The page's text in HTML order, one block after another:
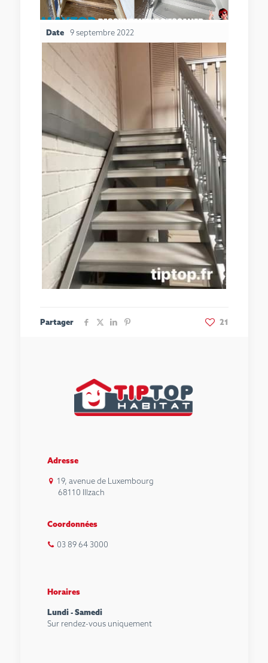
Date 9 septembre 2022
Partager 21
Adresse
19, avenue de Luxembourg
68110 Illzach
Coordonnées
03 89 64 3000
Horaires
Lundi - Samedi
Sur rendez-vous uniquement